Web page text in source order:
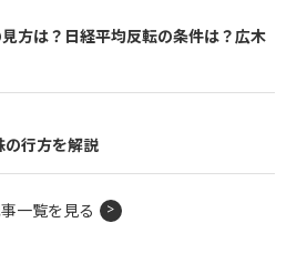
方は？日経平均反転の条件は？広木
行方を解説
一覧を見る